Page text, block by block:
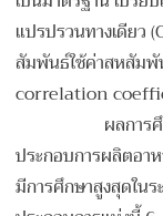
แปรปรวนทางเดียว
สัมพันธ์ใช้ค่าสหสัม
correlation
ผลการ
ประกอบการผลิตอา
มีการศึกษาสูงสุดใน